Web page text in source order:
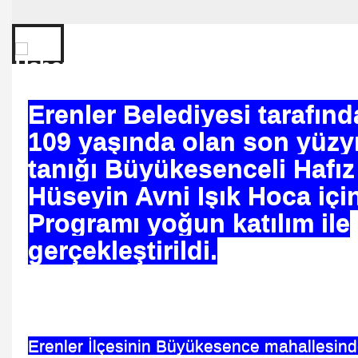
Erenler Belediyesi
109 yaşında olan son
tanığı Büyükesenceli
Hüseyin Avni Işık Hoca
Programı yoğun katılım ile
gerçekleştirildi.
Erenler İlçesinin Büyükesence
den;*İnşallah* Şarkısı